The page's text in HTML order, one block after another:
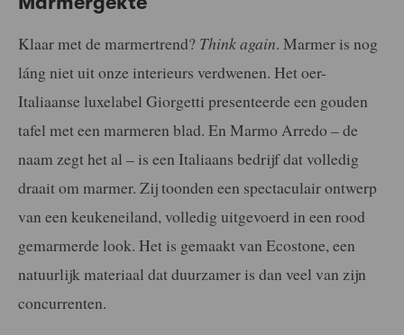
Klaar met de marmertrend? Think again. Marmer is nog
láng niet uit onze interieurs verdwenen. Het oer-
Italiaanse luxelabel Giorgetti presenteerde een gouden
tafel met een marmeren blad. En Marmo Arredo – de
naam zegt het al – is een Italiaans bedrijf dat volledig
draait om marmer. Zij toonden een spectaculair ontwerp
van een keukeneiland, volledig uitgevoerd in een rood
gemarmerde look. Het is gemaakt van Ecostone, een
natuurlijk materiaal dat duurzamer is dan veel van zijn
concurrenten.